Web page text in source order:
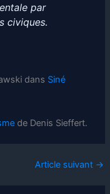
par
civiques.
dans Siné
de Denis Sieffert.
Article suivant →